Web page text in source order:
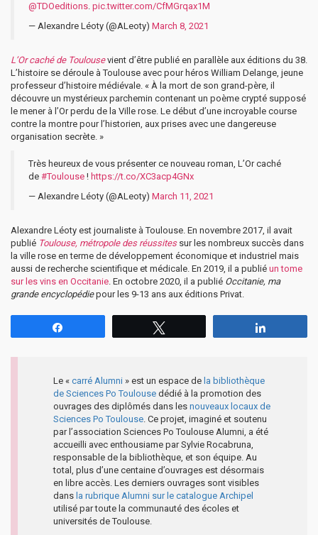
@TDOeditions. pic.twitter.com/CfMGrqax1M
— Alexandre Léoty (@ALeoty) March 8, 2021
L’Or caché de Toulousevient d’être publié en parallèle aux éditions du 38.
L’histoire se déroule à Toulouse avec pour héros William Delange, jeune
professeur d’histoire médiévale. « À la mort de son grand-père, il
découvre un mystérieux parchemin contenant un poème crypté supposé
le mener à l’Or perdu de la Ville rose. Le début d’une incroyable course
contre la montre pour l’historien, aux prises avec une dangereuse
organisation secrète. »
Très heureux de vous présenter ce nouveau roman, L’Or caché
de #Toulouse ! https://t.co/XC3acp4GNx
— Alexandre Léoty (@ALeoty) March 11, 2021
Alexandre Léoty est journaliste à Toulouse. En novembre 2017, il avait
publié Toulouse, métropole des réussitessur les nombreux succès dans
la ville rose en terme de développement économique et industriel mais
aussi de recherche scientifique et médicale. En 2019, il a publié un tome
sur les vins en Occitanie. En octobre 2020, il a publié Occitanie, ma
grande encyclopédiepour les 9-13 ans aux éditions Privat.
Le « carré Alumni » est un espace de la bibliothèque
de Sciences Po Toulouse dédié à la promotion des
ouvrages des diplômés dans les nouveaux locaux de
Sciences Po Toulouse. Ce projet, imaginé et soutenu
par l’association Sciences Po Toulouse Alumni, a été
accueilli avec enthousiame par Sylvie Rocabruna,
responsable de la bibliothèque, et son équipe. Au
total, plus d’une centaine d’ouvrages est désormais
en libre accès. Les derniers ouvrages sont visibles
dans la rubrique Alumni sur le catalogue Archipel
utilisé par toute la communauté des écoles et
universités de Toulouse.